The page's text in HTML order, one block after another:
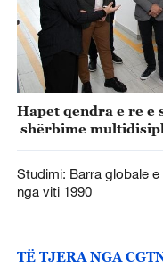
Hapet qendra e re e
shërbime
Studimi: Barra globale
nga viti 1990
TË TJERA NGA